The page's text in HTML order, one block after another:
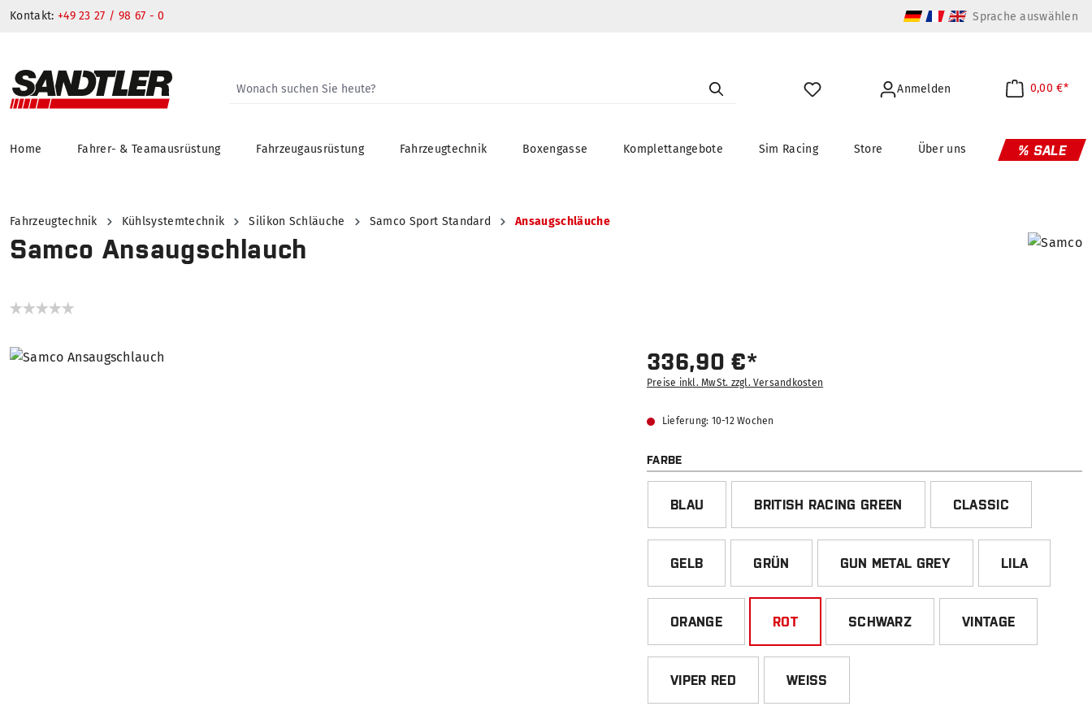
Kontakt: +49 23 27 / 98 67 - 0 Sprache auswählen
Anmelden 0,00 €*
Home Fahrer- & Teamausrüstung Fahrzeugausrüstung Fahrzeugtechnik Boxengasse Komplettangebote Sim Racing Store Über uns % SALE
Fahrzeugtechnik Kühlsystemtechnik Silikon Schläuche Samco Sport Standard Ansaugschläuche
Samco Ansaugschlauch
Bildergalerie überspringen 336,90 €*
Preise inkl. MwSt. zzgl. Versandkosten
Lieferung: 10-12 Wochen
FARBEAUSWÄHLEN
BLAU BRITISH RACING GREEN CLASSIC
GELB GRÜN GUN METAL GREY LILA
ORANGE ROT SCHWARZ VINTAGE
VIPER RED WEISS